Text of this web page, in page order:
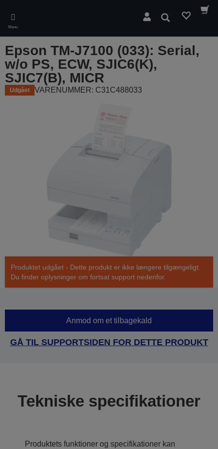
main
content
Menu
Søg
Epson TM-J7100 (033): Serial,
w/o PS, ECW, SJIC6(K),
SJIC7(B), MICR
Udgået VARENUMMER: C31C488033
Produktet udgået - Dette produkt er ikke længere tilgængeligt.
Du finder oplysninger om fortsat support nedenfor.
Anmod om et tilbagekald
GÅ TIL SUPPORTSIDEN FOR DETTE PRODUKT
Tekniske specifikationer
Produktets funktioner og specifikationer kan